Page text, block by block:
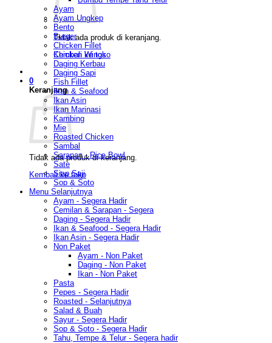
Tidak ada produk di keranjang.
Kembali ke toko
0
Keranjang
Tidak ada produk di keranjang.
Kembali ke toko
Ayam
Ayam Ungkep
Bento
Burger
Chicken Fillet
Chicken Wings
Daging Kerbau
Daging Sapi
Fish Fillet
Ikan & Seafood
Ikan Asin
Ikan Marinasi
Kambing
Mie
Roasted Chicken
Sambal
Sarapan - Rice Bowl
Sate
Siap Saji
Sop & Soto
Menu Selanjutnya
Ayam - Segera Hadir
Cemilan & Sarapan - Segera
Daging - Segera Hadir
Ikan & Seafood - Segera Hadir
Ikan Asin - Segera Hadir
Non Paket
Ayam - Non Paket
Daging - Non Paket
Ikan - Non Paket
Pasta
Pepes - Segera Hadir
Roasted - Selanjutnya
Salad & Buah
Sayur - Segera Hadir
Sop & Soto - Segera Hadir
Tahu, Tempe & Telur - Segera hadir